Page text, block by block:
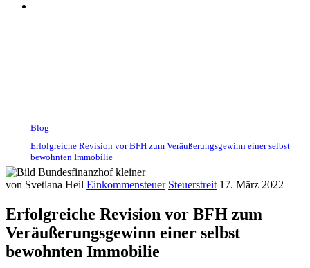
Blog
Erfolgreiche Revision vor BFH zum Veräußerungsgewinn einer selbst
bewohnten Immobilie
von Svetlana Heil Einkommensteuer Steuerstreit 17. März 2022
Erfolgreiche Revision vor BFH zum
Veräußerungsgewinn einer selbst
bewohnten Immobilie